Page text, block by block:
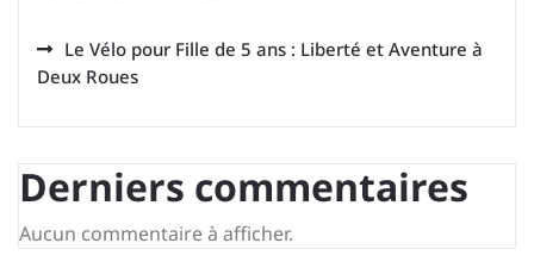
Le Vélo pour Fille de 5 ans : Liberté et Aventure à
Deux Roues
Derniers commentaires
Aucun commentaire à afficher.